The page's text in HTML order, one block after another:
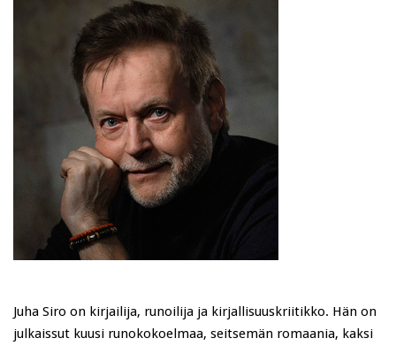
Juha Siro on kirjailija, runoilija ja kirjallisuuskriitikko. Hän on
julkaissut kuusi runokokoelmaa, seitsemän romaania, kaksi